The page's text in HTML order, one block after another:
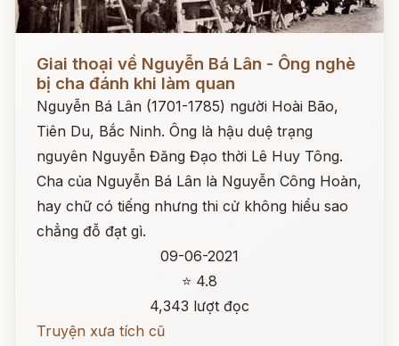
Giai thoại về Nguyễn Bá Lân - Ông nghè
bị cha đánh khi làm quan
Nguyễn Bá Lân (1701-1785) người Hoài Bão,
Tiên Du, Bắc Ninh. Ông là hậu duệ trạng
nguyên Nguyễn Đăng Đạo thời Lê Huy Tông.
Cha của Nguyễn Bá Lân là Nguyễn Công Hoàn,
hay chữ có tiếng nhưng thi cử không hiểu sao
chẳng đỗ đạt gì.
09-06-2021
⭐ 4.8
4,343 lượt đọc
Truyện xưa tích cũ